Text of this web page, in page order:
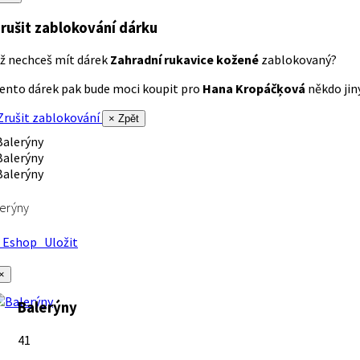
zablokování dárku
nechceš mít dárek Zahradní rukavice kožené zablokovaný?
dárek pak bude moci koupit pro Hana Kropáčķová někdo
zablokování
× Zpět
Uložit
Balerýny
41